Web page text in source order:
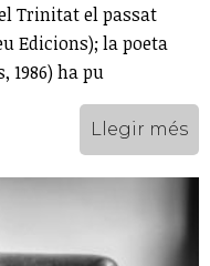
Trinitat el passat
Edicions); la poeta
1986) ha pu
Llegir més